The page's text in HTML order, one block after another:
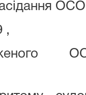
,